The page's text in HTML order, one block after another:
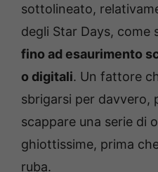
sottolineato,
degli Star Days, come
fino ad esaurimento
o digitali. Un fattore
sbrigarsi per davvero,
scappare una serie di
ghiottissime, prima
ruba.